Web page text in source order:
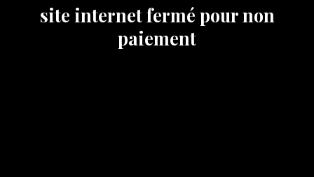
site internet fermé pour non
paiement